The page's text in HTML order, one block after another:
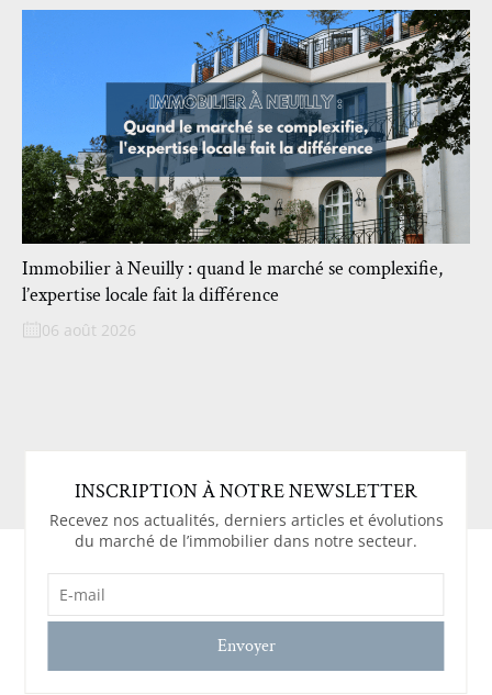
Immobilier à Neuilly : quand le marché se complexifie,
l’expertise locale fait la différence
06 août 2026
INSCRIPTION À NOTRE NEWSLETTER
Recevez nos actualités, derniers articles et évolutions
du marché de l’immobilier dans notre secteur.
E-
MAIL